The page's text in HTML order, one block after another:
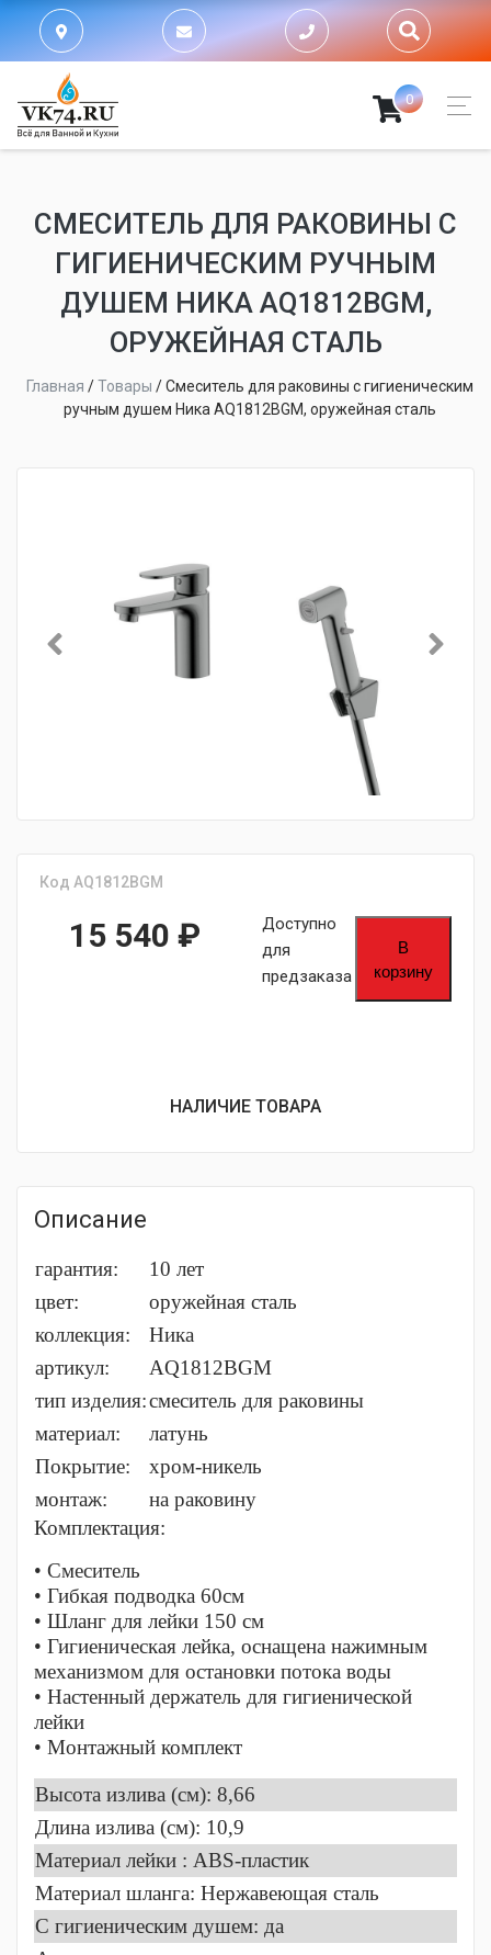
0
СМЕСИТЕЛЬ ДЛЯ РАКОВИНЫ С
ГИГИЕНИЧЕСКИМ РУЧНЫМ
ДУШЕМ НИКА AQ1812BGM,
ОРУЖЕЙНАЯ СТАЛЬ
Главная /Товары /Смеситель для раковины с гигиеническим
ручным душем Ника AQ1812BGM, оружейная сталь
Код AQ1812BGM
15 540 ₽
Доступно
для
предзаказа
В
корзину
НАЛИЧИЕ ТОВАРА
Описание
гарантия:
10 лет
цвет:
оружейная сталь
коллекция:
Ника
артикул:
AQ1812BGM
тип изделия:cмеситель для раковины
материал:
латунь
Покрытие:
хром-никель
монтаж:
на раковину
Комплектация:
• Смеситель
• Гибкая подводка 60см
• Шланг для лейки 150 см
• Гигиеническая лейка, оснащена нажимным
механизмом для остановки потока воды
• Настенный держатель для гигиенической
лейки
• Монтажный комплект
Высота излива (см): 8,66
Длина излива (см): 10,9
Материал лейки : ABS-пластик
Материал шланга: Нержавеющая сталь
C гигиеническим душем: да